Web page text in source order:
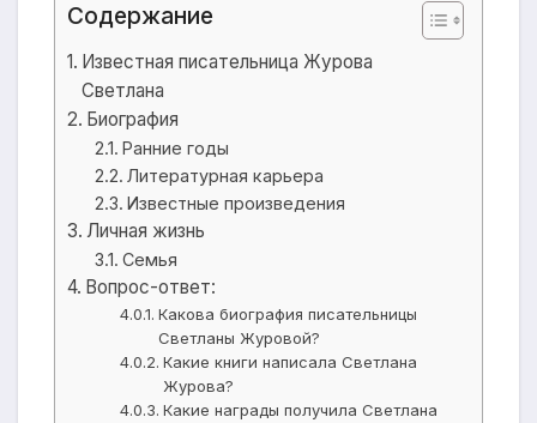
Содержание
Известная писательница Журова
Светлана
Биография
Ранние годы
Литературная карьера
Известные произведения
Личная жизнь
Семья
Вопрос-ответ:
Какова биография писательницы
Светланы Журовой?
Какие книги написала Светлана
Журова?
Какие награды получила Светлана